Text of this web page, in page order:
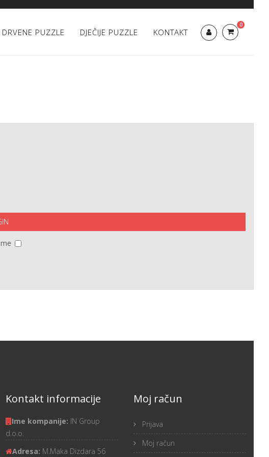
0
DRVENE PUZZLE DJEČIJE PUZZLE KONTAKT
Kontakt informacije
Ime kompanije: IN Group
d.o.o.
Adresa: M.Maka Dizdara 56
Moj račun
Prijava
Moj račun